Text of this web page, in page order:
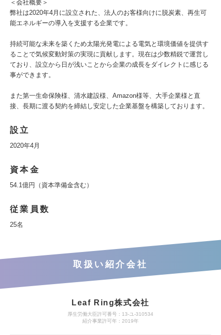
＜会社概要＞
弊社は2020年4月に設立された、法人のお客様向けに脱炭素、再生可
能エネルギーの導入を支援する企業です。
持続可能な未来を築くため太陽光発電による電気と環境価値を提供す
ることで気候変動対策の実現に貢献します。現在は少数精鋭で運営し
ており、設立から日が浅いことから企業の成長をダイレクトに感じる
事ができます。
また第一生命保険様、清水建設様、Amazon様等、大手企業様と直
接、長期に渡る契約を締結し安定した企業基盤を構築しております。
設立
2020年4月
資本金
54.1億円（資本準備金含む）
従業員数
25名
取扱い紹介会社
Leaf Ring株式会社
厚生労働大臣許可番号：13-ユ-310534
紹介事業許可年：2019年